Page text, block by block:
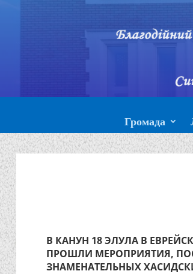
Громада
В КАНУН 18 ЭЛУЛА В
ПРОШЛИ МЕРОПРИЯТИЯ,
ЗНАМЕНАТЕЛЬНЫХ